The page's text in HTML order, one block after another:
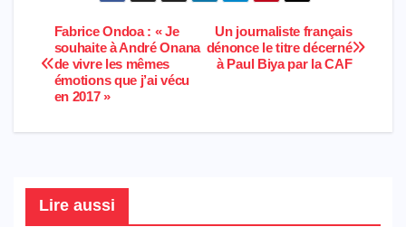
e
b
o
s
A
p
er
o
M
e
dI
gr
a
e
Navigation
de
Un journaliste français
dénonce le titre décerné
à Paul Biya par la CAF
Fabrice Ondoa : « Je
souhaite à André Onana
de vivre les mêmes
émotions que j’ai vécu
en 2017 »
Lire aussi